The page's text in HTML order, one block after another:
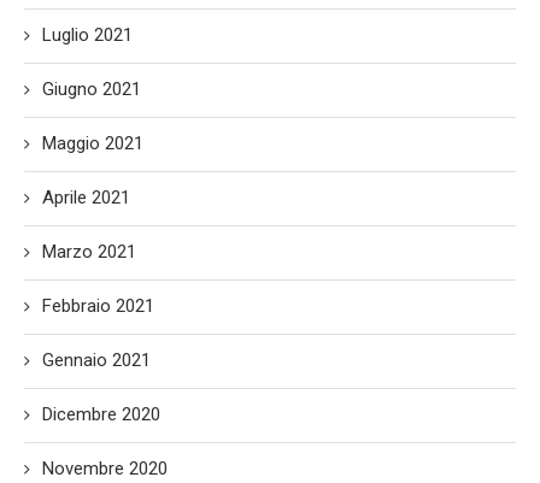
Luglio 2021
Giugno 2021
Maggio 2021
Aprile 2021
Marzo 2021
Febbraio 2021
Gennaio 2021
Dicembre 2020
Novembre 2020